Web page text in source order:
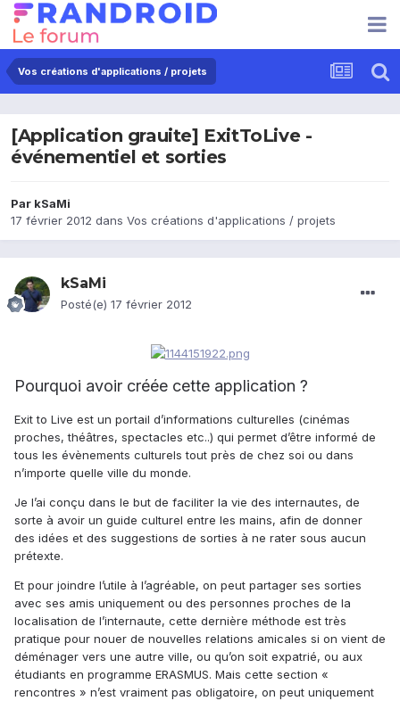
Vos créations d'applications / projets
[Application grauite] ExitToLive -
événementiel et sorties
Par kSaMi
17 février 2012 dans Vos créations d'applications / projets
kSaMi
Posté(e) 17 février 2012
Pourquoi avoir créée cette application ?
Exit to Live est un portail d’informations culturelles (cinémas
proches, théâtres, spectacles etc..) qui permet d’être informé de
tous les évènements culturels tout près de chez soi ou dans
n’importe quelle ville du monde.
Je l’ai conçu dans le but de faciliter la vie des internautes, de
sorte à avoir un guide culturel entre les mains, afin de donner
des idées et des suggestions de sorties à ne rater sous aucun
prétexte.
Et pour joindre l’utile à l’agréable, on peut partager ses sorties
avec ses amis uniquement ou des personnes proches de la
localisation de l’internaute, cette dernière méthode est très
pratique pour nouer de nouvelles relations amicales si on vient de
déménager vers une autre ville, ou qu’on soit expatrié, ou aux
étudiants en programme ERASMUS. Mais cette section «
rencontres » n’est vraiment pas obligatoire, on peut uniquement